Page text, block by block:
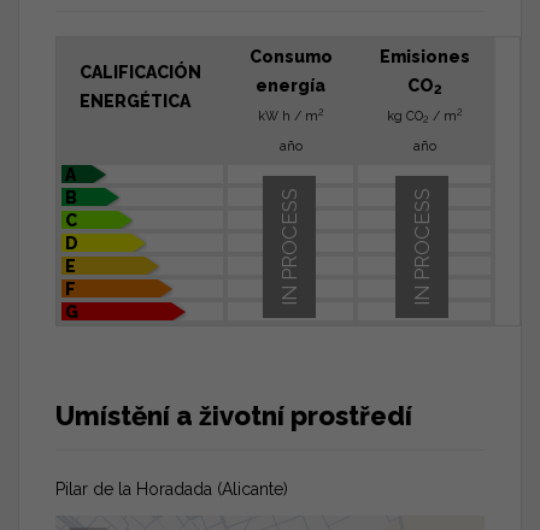
CALIFICACIÓN
ENERGÉTICA
Consumo
energía
kW h / m2
año
Emisiones
CO2
kg CO2 / m2
año
A
B
C
D
E
F
G
IN PROCESS
IN PROCESS
Umístění a životní prostředí
Pilar de la Horadada (Alicante)